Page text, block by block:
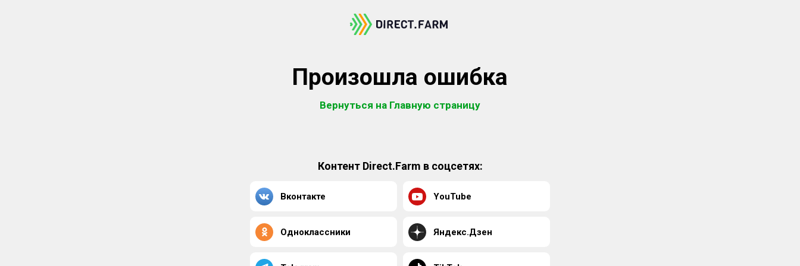
Произошла ошибка
Вернуться на Главную страницу
Контент Direct.Farm в соцсетях:
Вконтакте YouTube
Одноклассники Яндекс.Дзен